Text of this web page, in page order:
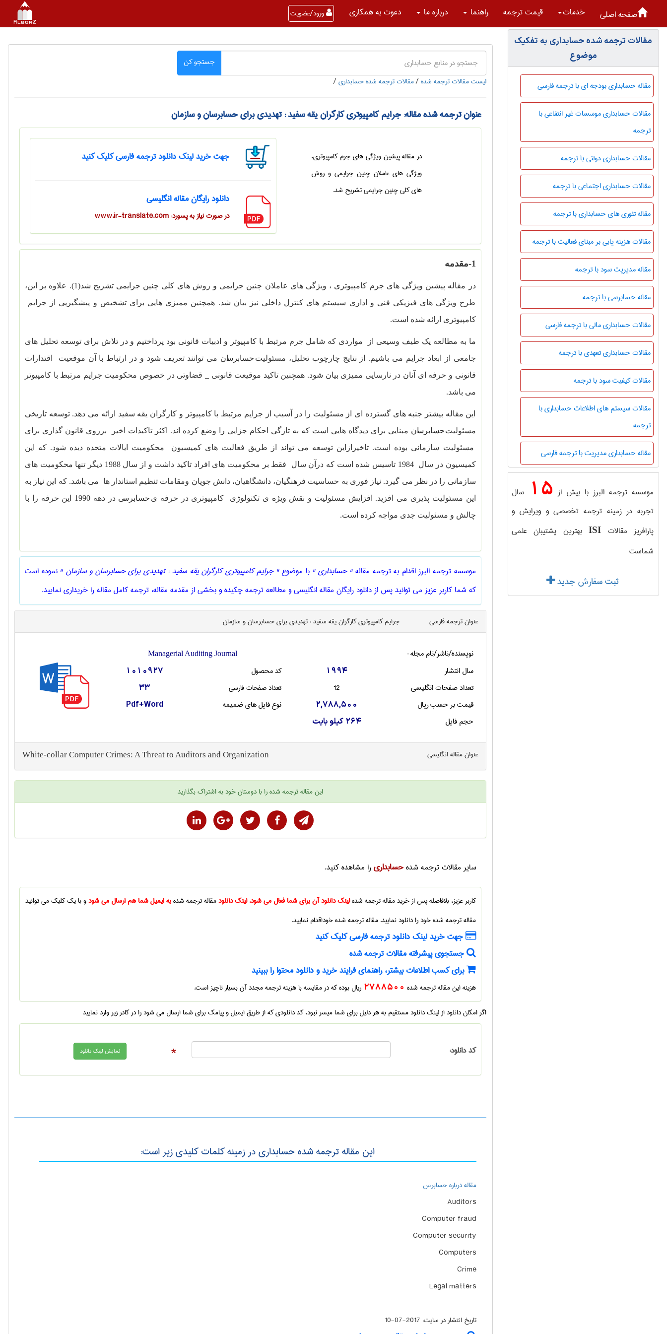
صفحه اصلی خدمات قیمت ترجمه راهنما درباره ما دعوت به همکاری ورود/عضویت
جستجو کن
لیست مقالات ترجمه شده/مقالات ترجمه شده حسابداری/
عنوان ترجمه شده مقاله: جرایم کامپیوتری کارگران یقه سفید : تهدیدی برای حسابرسان و سازمان
در مقاله پیشین ویژگی های جرم کامپیوتری،
ویژگی های عاملان چنین جرایمی و روش
های کلی چنین جرایمی تشریح شد.
جهت خرید لینک دانلود ترجمه فارسی کلیک کنید
دانلود رایگان مقاله انگلیسی
در صورت نیاز به پسورد: www.ir-translate.com
-1مقدمه
در مقاله پیشین ویژگی های جرم کامپیوتری ، ویژگی های عاملان چنین جرایمی و روش های کلی چنین جرایمی تشریح شد(1). علاوه بر این،
طرح ویژگی های فیزیکی فنی و اداری سیستم های کنترل داخلی نیز بیان شد. همچنین ممیزی هایی برای تشخیص و پیشگیریی از جرایم
کامپیوتری ارائه شده است.
ما به مطالعه یک طیف وسیعی از مواردی که شامل جرم مرتبط با کامپیوتر و ادبیات قانونی بود پرداختیم و در تلاش برای توسعه تحلیل های
جامعی از ابعاد جرایم می باشیم. از نتایج چارچوب تحلیل، مسئولیتحسابرسان می توانند تعریف شود و در ارتباط با آن موقعیت اقتدارات
قانونی و حرفه ای آنان در نارسایی ممیزی بیان شود. همچنین تاکید موقیعت قانونی _ قضاوتی در خصوص محکومیت جرایم مرتبط با کامپیوتر
می باشد.
این مقاله بیشتر جنبه های گسترده ای از مسئولیت را در آسیب از جرایم مرتبط با کامپیوتر و کارگران یقه سفید ارائه می دهد. توسعه تاریخی
مسئولیتحسابرسان مبنایی برای دیدگاه هایی است که به تازگی احکام جزایی را وضع کرده اند. اکثر تاکیدات اخیر برروی قانون گذاری برای
مسئولیت سازمانی بوده است. تاخیرازاین توسعه می تواند از طریق فعالیت های کمیسیون محکومیت ایالات متحده دیده شود. که این
کمیسیون در سال 1984 تاسیس شده است که درآن سال فقط بر محکومیت های افراد تاکید داشت و از سال 1988 دیگر تنها محکومیت های
سازمانی را در نظر می گیرد. نیاز فوری به حساسیت فرهنگیان، دانشگاهیان، دانش جویان ومقامات تنظیم استاندار ها می باشد. که این نیاز به
این مسئولیت پذیری می افزید. افزایش مسئولیت و نقش ویژه ی تکنولوژی کامپیوتری در حرفه یحسابرس
ی در دهه 1990 این حرفه را با
چالش و مسئولیت جدی مواجه کرده است.
موسسه ترجمه البرز اقدام به ترجمه مقاله" حسابداری " با موضوع" جرایم کامپیوتری کارگران یقه سفید : تهدیدی برای حسابرسان و سازمان " نموده است
که شما کاربر عزیز می توانید پس از دانلود رایگان مقاله انگلیسی و مطالعه ترجمه چکیده و بخشی از مقدمه مقاله، ترجمه کامل مقاله را خریداری نمایید.
عنوان ترجمه فارسی جرایم کامپیوتری کارگران یقه سفید : تهدیدی برای حسابرسان و سازمان
نویسنده/ناشر/نام مجله : Managerial Auditing Journal
سال انتشار 1994 کد محصول 1010927
تعداد صفحات انگليسی 12 تعداد صفحات فارسی 33
قیمت بر حسب ریال 2,788,500 نوع فایل های ضمیمه Pdf+Word
حجم فایل 264 کیلو بایت
عنوان مقاله انگليسی White‐collar Computer Crimes: A Threat to Auditors and Organization
اینمقاله ترجمه شدهرا با دوستان خود به اشتراک بگذارید
سایرمقالات ترجمه شدهحسابداریرا مشاهده کنید.
کاربر عزیز، بلافاصله پس از خریدمقاله ترجمه شدهلینک دانلود آن برای شما فعال می شود. لینک دانلودمقاله ترجمه شدهبه ایمیل شما هم ارسال می شودو با یک کلیک می توانید
مقاله ترجمه شدهخود را دانلود نمایید.مقاله ترجمه شدهخوداقدام نمایید.
جهت خرید لینک دانلود ترجمه فارسی کلیک کنید
جستجوی پیشرفته مقالات ترجمه شده
برای کسب اطلاعات بیشتر، راهنمای فرایند خرید و دانلود محتوا را ببینید
هزینه این مقاله ترجمه شده 2788500 ریال بوده که در مقایسه با هزینه ترجمه مجدد آن بسیار ناچیز است.
اگر امکان دانلود از لینک دانلود مستقیم به هر دلیل برای شما میسر نبود، کد دانلودی که از طریق ایمیل و پیامک برای شما ارسال می شود را در کادر زیر وارد نمایید
کد دانلود: *
این مقاله ترجمه شده حسابداری در زمینه کلمات کلیدی زیر است:
مقاله درباره حسابرس
Auditors
Computer fraud
Computer security
Computers
Crime
Legal matters
تاریخ انتشار در سایت: 2017-07-10
مقالات ترجمه شده حسابداری به تفکیک
موضوع
مقاله حسابداری بودجه ای با ترجمه فارسی
مقالات حسابداری موسسات غیر انتفاعی با
ترجمه
مقالات حسابداری دولتی با ترجمه
مقالات حسابداری اجتماعی با ترجمه
مقاله تئوری های حسابداری با ترجمه
مقالات هزینه یابی بر مبنای فعالیت با ترجمه
مقاله مدیریت سود با ترجمه
مقاله حسابرسی با ترجمه
مقالات حسابداری مالی با ترجمه فارسی
مقالات حسابداری تعهدی با ترجمه
مقالات کیفیت سود با ترجمه
مقالات سیستم های اطلاعات حسابداری با
ترجمه
مقاله حسابداری مدیریت با ترجمه فارسی
موسسه ترجمه البرز با بیش از 15 سال
تجربه در زمینه ترجمه تخصصی و ویرایش و
پارافریز مقالات
ISI
بهترین پشتیبان علمی
شماست
ثبت سفارش جدید